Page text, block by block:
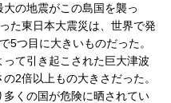
の地震がこの島国を襲っ
た東日本大震災は、世界で発
5つ目に大きいものだった。
て引き起こされた巨大津波
2倍以上もの大きさだった。
くの国が危険に晒されてい